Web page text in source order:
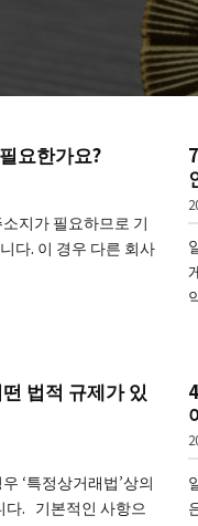
요한가요?
지가 필요하므로 기
다. 이 경우 다른 회사
법적 규제가 있
‘특정상거래법’상의
다. 기본적인 사항으